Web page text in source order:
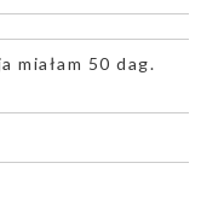
miałam 50 dag.